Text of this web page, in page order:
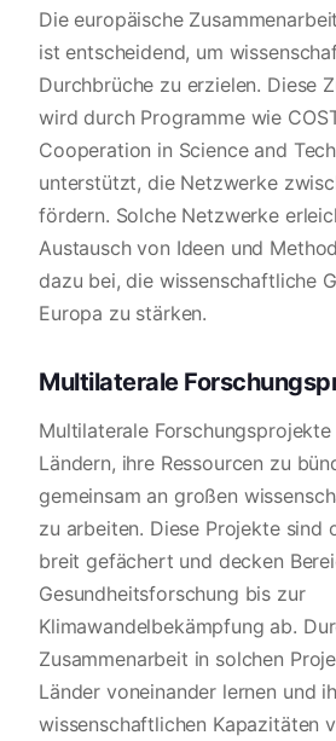
Die europäische
ist entscheidend, um
Durchbrüche zu erzielen. Diese
wird durch Programme wie
Cooperation in Science and
unterstützt, die Netzwerke
fördern. Solche Netzwerke
Austausch von Ideen und
dazu bei, die wissenschaftliche
Europa zu stärken.
Multilaterale
Multilaterale
Ländern, ihre Ressourcen zu
gemeinsam an großen
zu arbeiten. Diese Projekte sind
breit gefächert und decken
Gesundheitsforschung bis zur
Klimawandelbekämpfung ab.
Zusammenarbeit in solchen
Länder voneinander lernen und
wissenschaftlichen Kapazitäten